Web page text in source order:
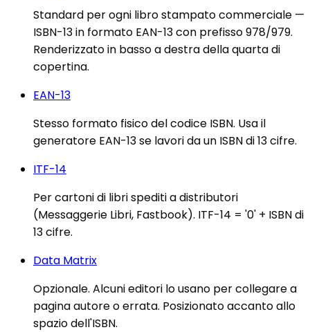
Standard per ogni libro stampato commerciale —
ISBN-13 in formato EAN-13 con prefisso 978/979.
Renderizzato in basso a destra della quarta di
copertina.
EAN-13
Stesso formato fisico del codice ISBN. Usa il
generatore EAN-13 se lavori da un ISBN di 13 cifre.
ITF-14
Per cartoni di libri spediti a distributori
(Messaggerie Libri, Fastbook). ITF-14 = '0' + ISBN di
13 cifre.
Data Matrix
Opzionale. Alcuni editori lo usano per collegare a
pagina autore o errata. Posizionato accanto allo
spazio dell'ISBN.